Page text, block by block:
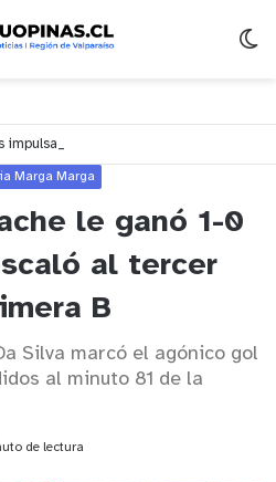
Marga Marga
le ganó 1-0
al tercer
B
Silva marcó el agónico gol
al minuto 81 de la
de lectura